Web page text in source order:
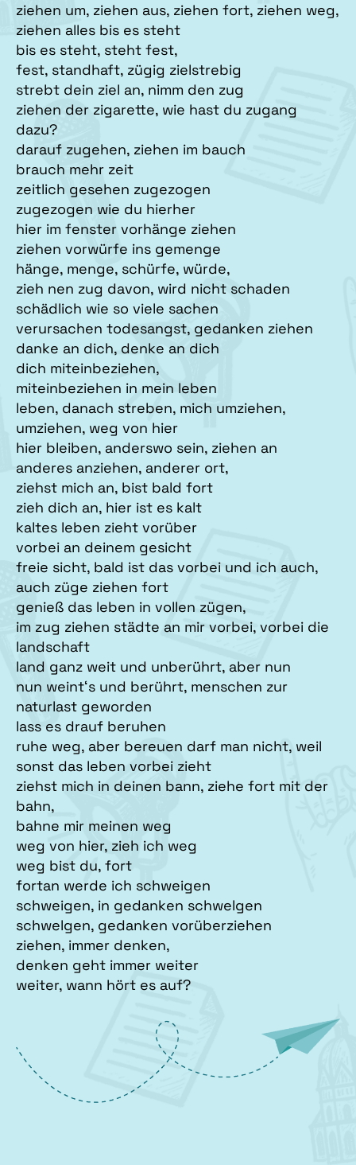
ziehen um, ziehen aus, ziehen fort, ziehen weg,
ziehen alles bis es steht
bis es steht, steht fest,
fest, standhaft, zügig zielstrebig
strebt dein ziel an, nimm den zug
ziehen der zigarette, wie hast du zugang
dazu?
darauf zugehen, ziehen im bauch
brauch mehr zeit
zeitlich gesehen zugezogen
zugezogen wie du hierher
hier im fenster vorhänge ziehen
ziehen vorwürfe ins gemenge
hänge, menge, schürfe, würde,
zieh nen zug davon, wird nicht schaden
schädlich wie so viele sachen
verursachen todesangst, gedanken ziehen
danke an dich, denke an dich
dich miteinbeziehen,
miteinbeziehen in mein leben
leben, danach streben, mich umziehen,
umziehen, weg von hier
hier bleiben, anderswo sein, ziehen an
anderes anziehen, anderer ort,
ziehst mich an, bist bald fort
zieh dich an, hier ist es kalt
kaltes leben zieht vorüber
vorbei an deinem gesicht
freie sicht, bald ist das vorbei und ich auch,
auch züge ziehen fort
genieß das leben in vollen zügen,
im zug ziehen städte an mir vorbei, vorbei die
landschaft
land ganz weit und unberührt, aber nun
nun weint‘s und berührt, menschen zur
naturlast geworden
lass es drauf beruhen
ruhe weg, aber bereuen darf man nicht, weil
sonst das leben vorbei zieht
ziehst mich in deinen bann, ziehe fort mit der
bahn,
bahne mir meinen weg
weg von hier, zieh ich weg
weg bist du, fort
fortan werde ich schweigen
schweigen, in gedanken schwelgen
schwelgen, gedanken vorüberziehen
ziehen, immer denken,
denken geht immer weiter
weiter, wann hört es auf?